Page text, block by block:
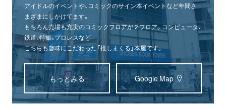
アイドルのイベントや、コミックのサイン本イベントなど年間さ
まざまにしかけてます。
もちろん売場も充実のコミックフロアが２フロア。コンピュータ、
鉄道、特撮、プロレスなど
こちらも趣味にこだわった「推しまくる」本屋です。
もっとみる Google Map